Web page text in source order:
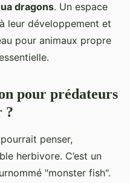
dragons. Un espace
leur développement et
pour animaux propre
pour prédateurs
?
penser,
herbivore. C’est un
"monster fish".